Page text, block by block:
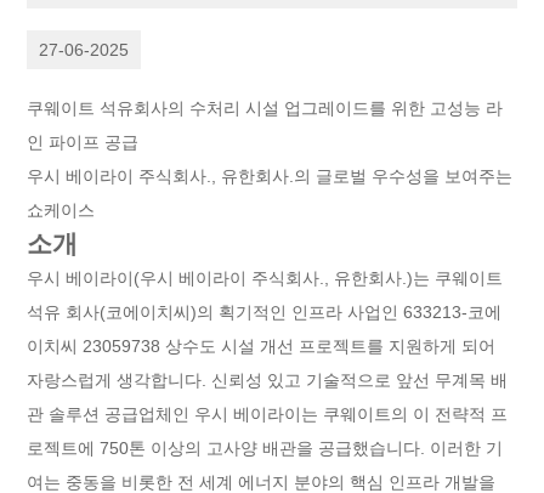
27-06-2025
쿠웨이트 석유회사의 수처리 시설 업그레이드를 위한 고성능 라
인 파이프 공급
우시 베이라이 주식회사., 유한회사.의 글로벌 우수성을 보여주는
쇼케이스
소개
우시 베이라이(우시 베이라이 주식회사., 유한회사.)는 쿠웨이트
석유 회사(코에이치씨)의 획기적인 인프라 사업인 633213-코에
이치씨 23059738 상수도 시설 개선 프로젝트를 지원하게 되어
자랑스럽게 생각합니다. 신뢰성 있고 기술적으로 앞선 무계목 배
관 솔루션 공급업체인 우시 베이라이는 쿠웨이트의 이 전략적 프
로젝트에 750톤 이상의 고사양 배관을 공급했습니다. 이러한 기
여는 중동을 비롯한 전 세계 에너지 분야의 핵심 인프라 개발을